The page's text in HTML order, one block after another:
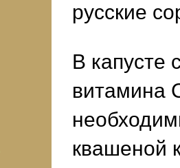
русские
В капусте
витамина
квашеной